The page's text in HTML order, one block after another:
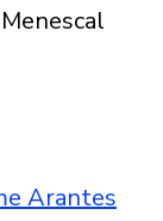
Arantes